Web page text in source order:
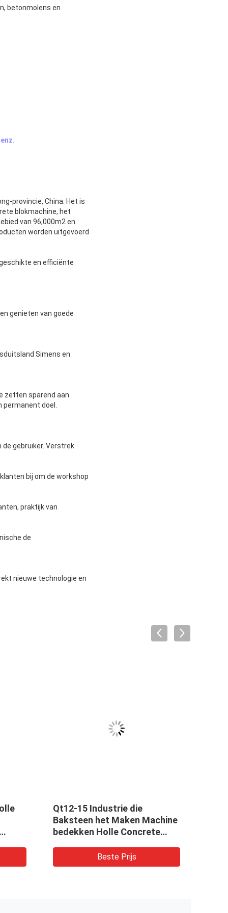
betonmolens en
provincie, China. Het is
blokmachine, het
van 96,000m2 en
worden uitgevoerd
en efficiënte
genieten van goede
Simens en
zetten sparend aan
permanent doel.
de gebruiker. Verstrek
bij om de workshop
praktijk van
de
nieuwe technologie en
te
Qt12-15 Industrie die
Baksteen het Maken Machine
bedekken Holle Concrete
Beste Prijs